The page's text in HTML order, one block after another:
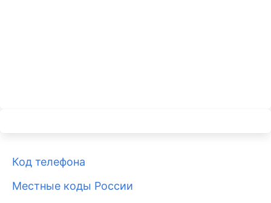
Код телефона
Местные коды России